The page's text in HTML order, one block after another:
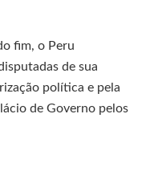
fim, o Peru
de sua
política e pela
de Governo pelos